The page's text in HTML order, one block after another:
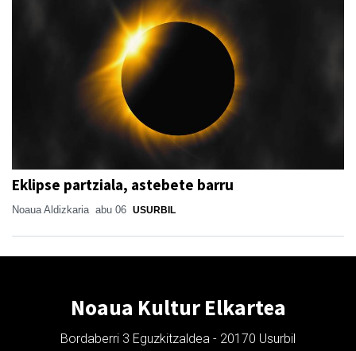
Eklipse partziala, astebete barru
Noaua Aldizkaria abu 06 USURBIL
Noaua Kultur Elkartea
Bordaberri 3 Eguzkitzaldea - 20170 Usurbil